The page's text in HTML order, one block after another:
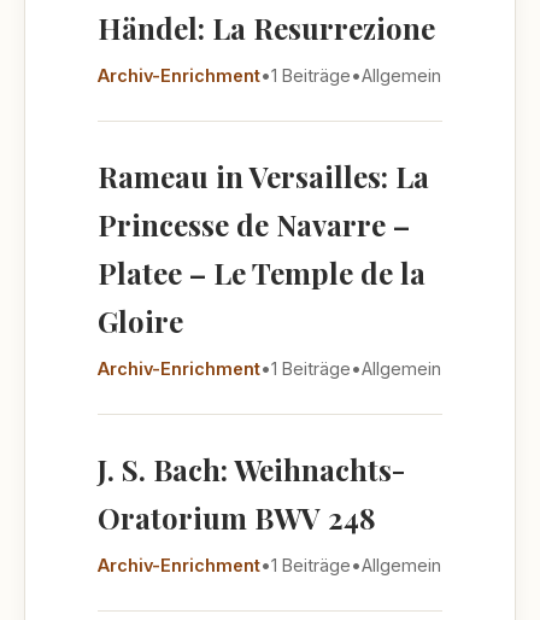
Händel: La Resurrezione
Archiv-Enrichment•1 Beiträge•Allgemein
Rameau in Versailles: La
Princesse de Navarre –
Platee – Le Temple de la
Gloire
Archiv-Enrichment•1 Beiträge•Allgemein
J. S. Bach: Weihnachts-
Oratorium BWV 248
Archiv-Enrichment•1 Beiträge•Allgemein